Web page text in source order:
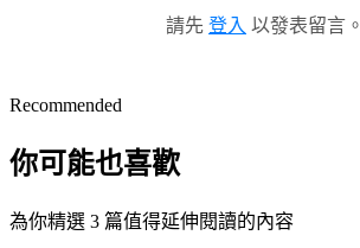
請先 登入 以發表留言。
Recommended
你可能也喜歡
為你精選 3 篇值得延伸閱讀的內容